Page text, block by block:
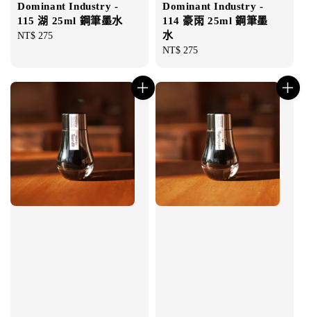
Dominant Industry -
115 湖 25ml 鋼筆墨水
Regular
NT$ 275
Dominant Industry -
114 豪雨 25ml 鋼筆墨
水
Regular
NT$ 275